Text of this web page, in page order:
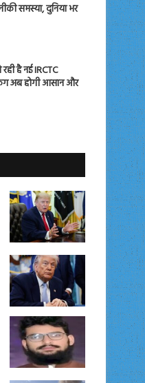
समस्या, दुनिया भर
है नई IRCTC
अब होगी आसान और